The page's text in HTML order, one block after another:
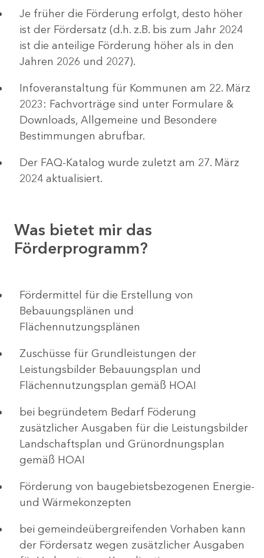
Je früher die Förderung erfolgt, desto höher
ist der Fördersatz (d.h. z.B. bis zum Jahr 2024
ist die anteilige Förderung höher als in den
Jahren 2026 und 2027).
Infoveranstaltung für Kommunen am 22. März
2023: Fachvorträge sind unter Formulare &
Downloads, Allgemeine und Besondere
Bestimmungen abrufbar.
Der FAQ-Katalog wurde zuletzt am 27. März
2024 aktualisiert.
Was bietet mir das
Förderprogramm?
Fördermittel für die Erstellung von
Bebauungsplänen und
Flächennutzungsplänen
Zuschüsse für Grundleistungen der
Leistungsbilder Bebauungsplan und
Flächennutzungsplan gemäß HOAI
bei begründetem Bedarf Föderung
zusätzlicher Ausgaben für die Leistungsbilder
Landschaftsplan und Grünordnungsplan
gemäß HOAI
Förderung von baugebietsbezogenen Energie-
und Wärmekonzepten
bei gemeindeübergreifenden Vorhaben kann
der Fördersatz wegen zusätzlicher Ausgaben